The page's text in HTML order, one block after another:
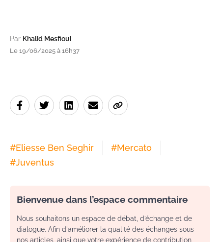
Par Khalid Mesfioui
Le 19/06/2025 à 16h37
#Eliesse Ben Seghir #Mercato
#Juventus
Bienvenue dans l’espace commentaire
Nous souhaitons un espace de débat, d’échange et de
dialogue. Afin d'améliorer la qualité des échanges sous
nos articles, ainsi que votre expérience de contribution,